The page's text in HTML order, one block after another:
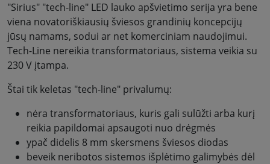
"Sirius" "tech-line" LED lauko apšvietimo serija yra bene
viena novatoriškiausių šviesos grandinių koncepcijų
jūsų namams, sodui ar net komerciniam naudojimui.
Tech-Line nereikia transformatoriaus, sistema veikia su
230 V įtampa.
Štai tik keletas "tech-line" privalumų:
nėra transformatoriaus, kuris gali sulūžti arba kurį
reikia papildomai apsaugoti nuo drėgmės
ypač didelis 8 mm skersmens šviesos diodas
beveik neribotos sistemos išplėtimo galimybės dėl